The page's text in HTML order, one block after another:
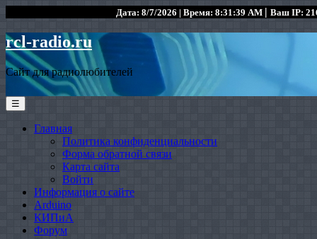
Дата: 8/7/2026 | Время: 8:31:39 AM | Ваш IP:
rcl-radio.ru
Сайт для радиолюбителей
☰
Главная
Политика конфиденциальности
Форма обратной связи
Карта сайта
Войти
Информация о сайте
Arduino
КИПиА
Форум